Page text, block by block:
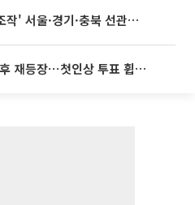
경기·충북 선관위 등 추가 압수수색
‘나솔사계’ 국화, 결별 후 재등장⋯첫인상 투표 휩쓸고 ‘인기녀’ 등극